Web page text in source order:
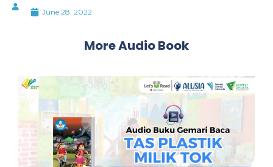
June 28, 2022
More Audio Book